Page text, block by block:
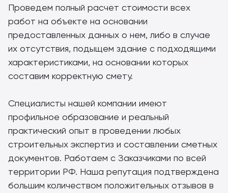
Проведем полный расчет стоимости всех
работ на объекте на основании
предоставленных данных о нем, либо в случае
их отсутствия, подыщем здание с подходящими
характеристиками, на основании которых
составим корректную смету.
Специалисты нашей компании имеют
профильное образование и реальный
практический опыт в проведении любых
строительных экспертиз и составлении сметных
документов. Работаем с Заказчиками по всей
территории РФ. Наша репутация подтверждена
большим количеством положительных отзывов в